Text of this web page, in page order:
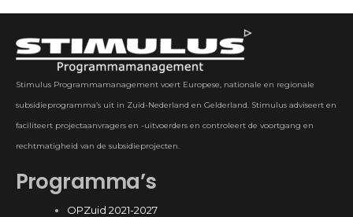
Stimulus Programmamanagement voert Europese, nationale en regionale
subsidieprogramma’s uit in Zuid-Nederland en Gelderland. Stimulus adviseert en
faciliteert projectaanvragers en -uitvoerders en controleert de voortgang en
rechtmatigheid van de subsidieprojecten.
Programma’s
OPZuid 2021-2027